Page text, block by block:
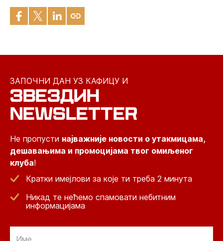
ЗАПОЧНИ ДАН УЗ КАФИЦУ И
ЗВЕЗДИН
NEWSLETTER
Не пропусти најважније новости о утакмицама,
дешавањима и промоцијама твог омиљеног
клуба!
Кратки имејлови за које ти треба 2 минута
Никад те нећемо спамовати небитним
информацијама